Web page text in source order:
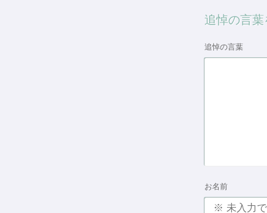
追悼の言葉
追悼の言葉
お名前